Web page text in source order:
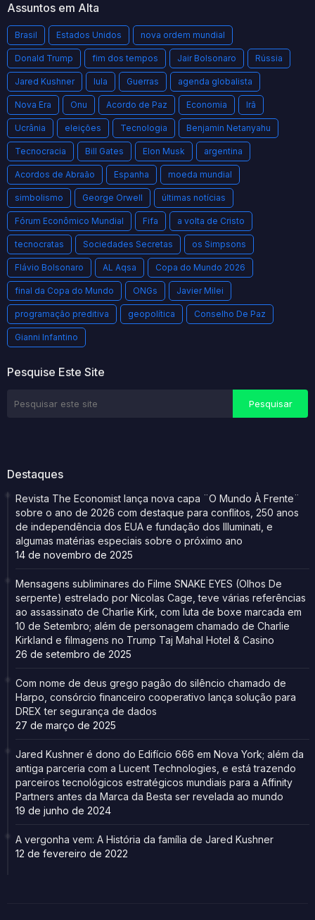
Assuntos em Alta
Brasil Estados Unidos nova ordem mundial
Donald Trump fim dos tempos Jair Bolsonaro Rússia
Jared Kushner lula Guerras agenda globalista
Nova Era Onu Acordo de Paz Economia Irã
Ucrânia eleições Tecnologia Benjamin Netanyahu
Tecnocracia Bill Gates Elon Musk argentina
Acordos de Abraão Espanha moeda mundial
simbolismo George Orwell últimas notícias
Fórum Econômico Mundial Fifa a volta de Cristo
tecnocratas Sociedades Secretas os Simpsons
Flávio Bolsonaro AL Aqsa Copa do Mundo 2026
final da Copa do Mundo ONGs Javier Milei
programação preditiva geopolítica Conselho De Paz
Gianni Infantino
Pesquise Este Site
Destaques
Revista The Economist lança nova capa ¨O Mundo À Frente¨
sobre o ano de 2026 com destaque para conflitos, 250 anos
de independência dos EUA e fundação dos Illuminati, e
algumas matérias especiais sobre o próximo ano
14 de novembro de 2025
Mensagens subliminares do Filme SNAKE EYES (Olhos De
serpente) estrelado por Nicolas Cage, teve várias referências
ao assassinato de Charlie Kirk, com luta de boxe marcada em
10 de Setembro; além de personagem chamado de Charlie
Kirkland e filmagens no Trump Taj Mahal Hotel & Casino
26 de setembro de 2025
Com nome de deus grego pagão do silêncio chamado de
Harpo, consórcio financeiro cooperativo lança solução para
DREX ter segurança de dados
27 de março de 2025
Jared Kushner é dono do Edifício 666 em Nova York; além da
antiga parceria com a Lucent Technologies, e está trazendo
parceiros tecnológicos estratégicos mundiais para a Affinity
Partners antes da Marca da Besta ser revelada ao mundo
19 de junho de 2024
A vergonha vem: A História da família de Jared Kushner
12 de fevereiro de 2022